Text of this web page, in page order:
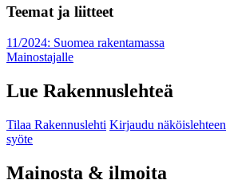
Teemat ja liitteet
11/2024: Suomea rakentamassa
Mainostajalle
Lue Rakennuslehteä
Tilaa Rakennuslehti Kirjaudu näköislehteen
syöte
Mainosta & ilmoita